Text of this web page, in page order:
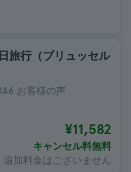
旅行（ブリュッセル
お客様の声
¥11,582
キャンセル料無料
追加料金はございません